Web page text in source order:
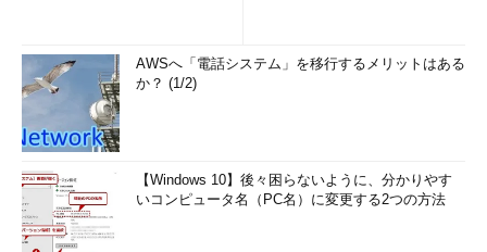
AWSへ「電話システム」を移行するメリットはある
か？ (1/2)
【Windows 10】後々困らないように、分かりやす
いコンピュータ名（PC名）に変更する2つの方法